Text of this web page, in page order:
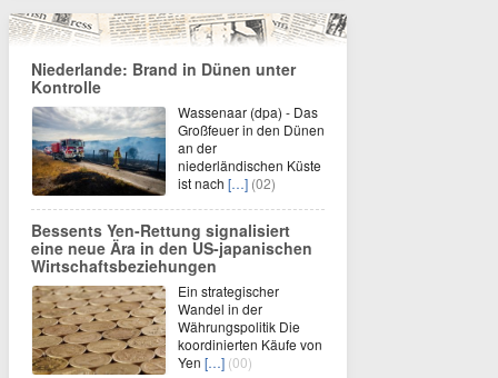
Niederlande: Brand in Dünen unter
Kontrolle
Wassenaar (dpa) - Das
Großfeuer in den Dünen
an der
niederländischen Küste
ist nach […] (02)
Bessents Yen-Rettung signalisiert
eine neue Ära in den US-japanischen
Wirtschaftsbeziehungen
Ein strategischer
Wandel in der
Währungspolitik Die
koordinierten Käufe von
Yen […] (00)